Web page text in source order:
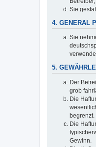
Sie
4. GENERAL
Sie
5.
Der
grob
Die
begrenzt.
Die
Gewinn.